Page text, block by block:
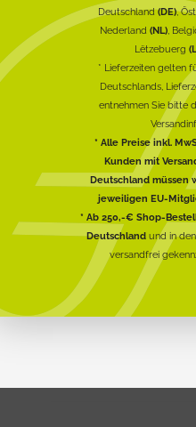
Deutschland(DE),
Nederland (NL),
Lëtzebuerg
* Lieferzeiten gelten
Deutschlands,
entnehmen Sie bitte
* Alle Preise inkl.
Kunden mit
Deutschland müssen
jeweiligen EU-
* Ab 250,-€ Shop-
Deutschlandund in
versandfrei